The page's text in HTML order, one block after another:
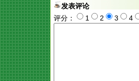
发表评论
评分：
1 2 3 4